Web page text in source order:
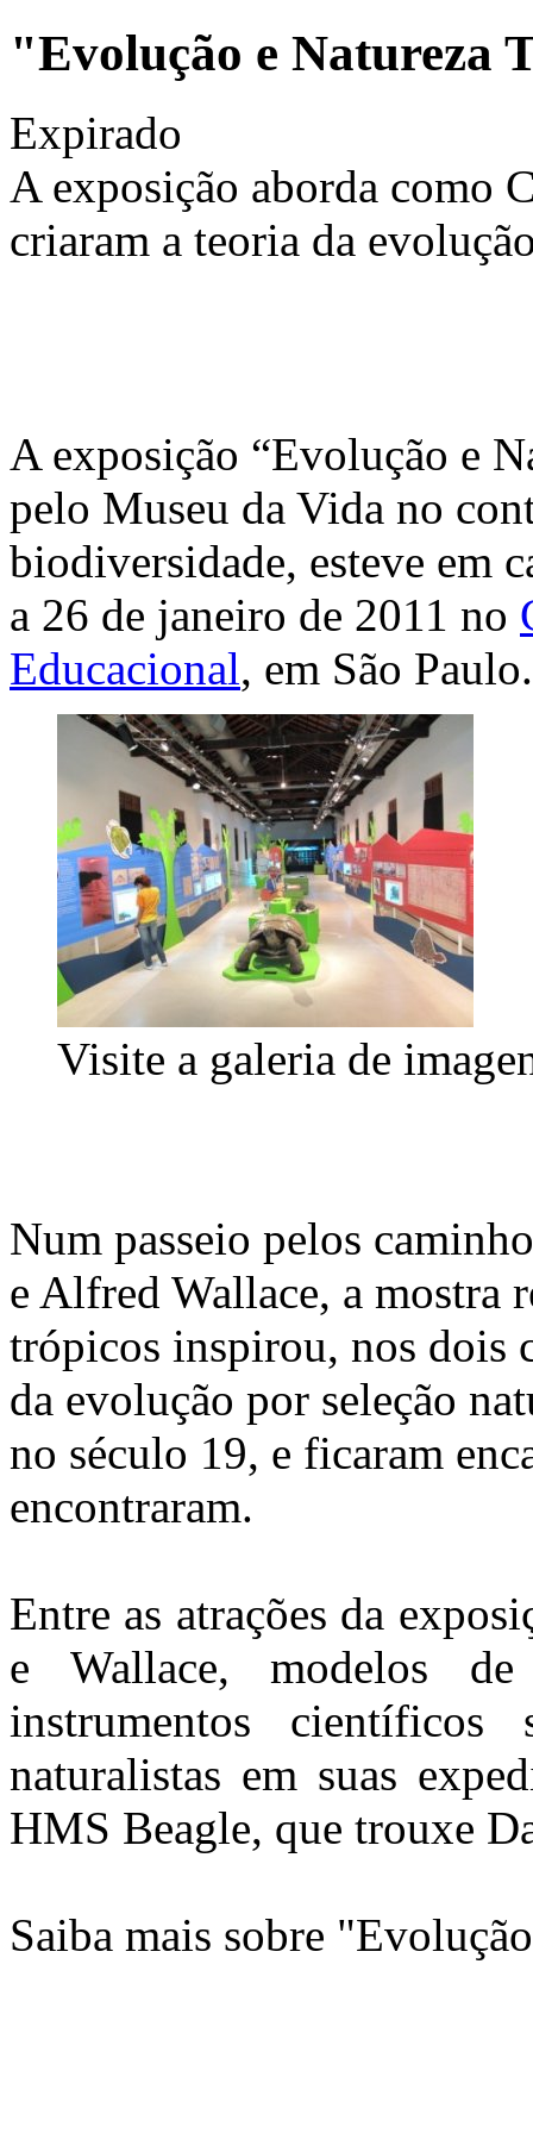
"Evolução e Natureza
Expirado
A exposição aborda como
criaram a teoria da
A exposição “Evolução e
pelo Museu da Vida no
biodiversidade, esteve em
a 26 de janeiro de 2011 no
Educacional, em São
Visite a galeria de
Num passeio pelos
e Alfred Wallace, a mostra
trópicos inspirou, nos dois
da evolução por seleção
no século 19, e ficaram
encontraram.
Entre as atrações da
e Wallace, modelos
instrumentos científicos
naturalistas em suas
HMS Beagle, que trouxe
Saiba mais sobre